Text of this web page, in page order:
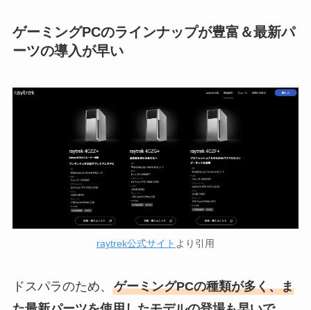
ゲーミングPCのラインナップが豊富＆最新パ
ーツの導入が早い
raytrek公式サイト より引用
ドスパラのため、 ゲーミングPCの種類が多く、ま